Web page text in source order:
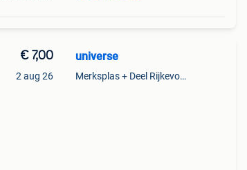
€ 7,00
2 aug 26
universe
Merksplas + Deel Rijkevorsel